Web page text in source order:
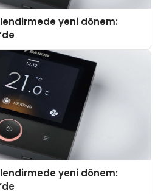
yeni dönem:
yeni dönem: